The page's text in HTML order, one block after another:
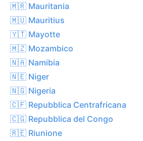
🇲🇷 Mauritania
🇲🇺 Mauritius
🇾🇹 Mayotte
🇲🇿 Mozambico
🇳🇦 Namibia
🇳🇪 Niger
🇳🇬 Nigeria
🇨🇫 Repubblica Centrafricana
🇨🇬 Repubblica del Congo
🇷🇪 Riunione